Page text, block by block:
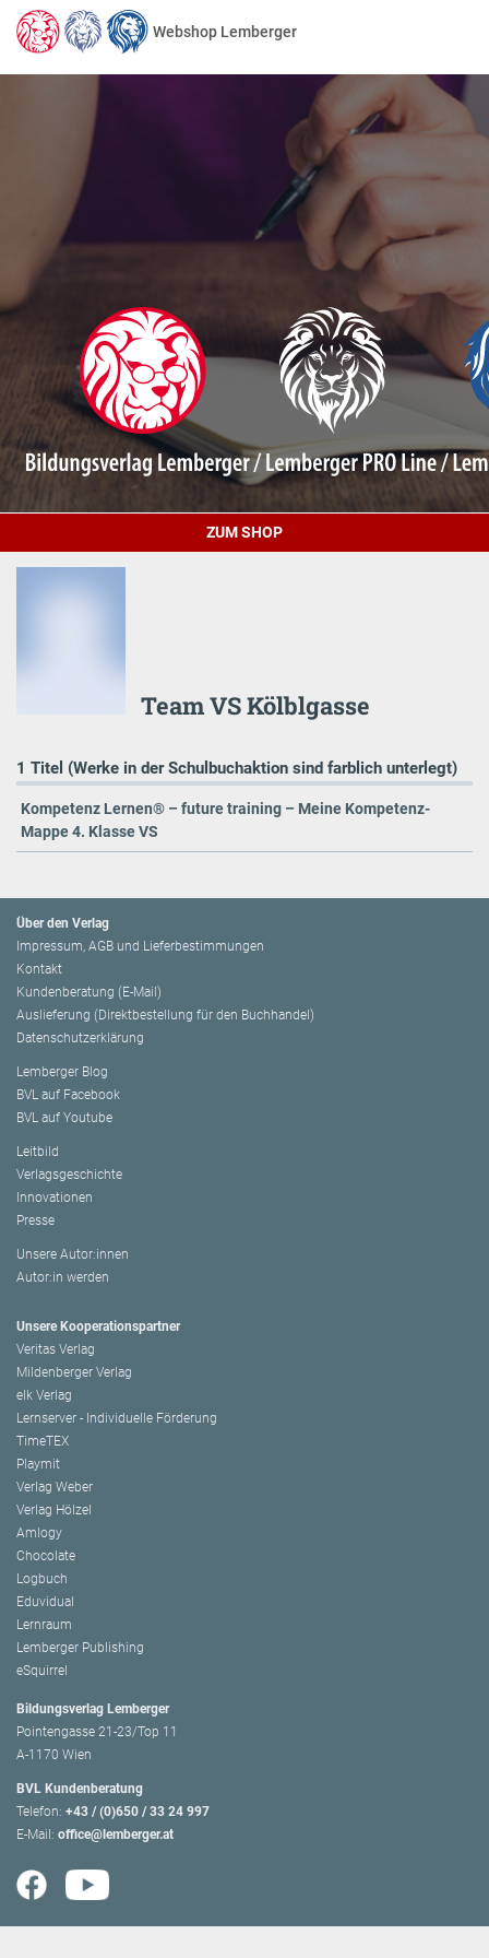
Webshop Lemberger
ZUM SHOP
Team VS Kölblgasse
1 Titel (Werke in der Schulbuchaktion sind farblich unterlegt)
Kompetenz Lernen® – future training – Meine Kompetenz-
Mappe 4. Klasse VS
Über den Verlag
Impressum, AGB und Lieferbestimmungen
Kontakt
Kundenberatung (E-Mail)
Auslieferung (Direktbestellung für den Buchhandel)
Datenschutzerklärung
Lemberger Blog
BVL auf Facebook
BVL auf Youtube
Leitbild
Verlagsgeschichte
Innovationen
Presse
Unsere Autor:innen
Autor:in werden
Unsere Kooperationspartner
Veritas Verlag
Mildenberger Verlag
elk Verlag
Lernserver - Individuelle Förderung
TimeTEX
Playmit
Verlag Weber
Verlag Hölzel
Amlogy
Chocolate
Logbuch
Eduvidual
Lernraum
Lemberger Publishing
eSquirrel
Bildungsverlag Lemberger
Pointengasse 21-23/Top 11
A-1170 Wien
BVL Kundenberatung
Telefon: +43 / (0)650 / 33 24 997
E-Mail: office@lemberger.at